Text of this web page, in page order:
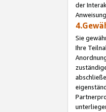
der
Sie
Ihre